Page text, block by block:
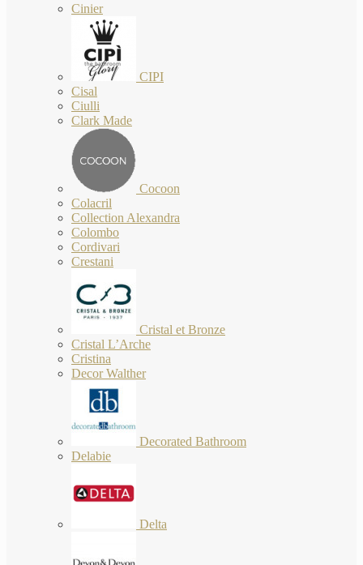
Cinier
CIPI
Cisal
Ciulli
Clark Made
Cocoon
Colacril
Collection Alexandra
Colombo
Cordivari
Crestani
Cristal et Bronze
Cristal L’Arche
Cristina
Decor Walther
Decorated Bathroom
Delabie
Delta